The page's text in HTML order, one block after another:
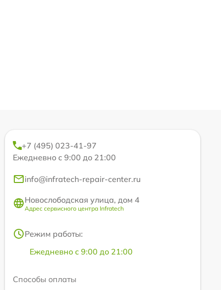
+7 (495) 023-41-97
Ежедневно с 9:00 до 21:00
info@infratech-repair-center.ru
Новослободская улица, дом 4
Адрес сервисного центра Infratech
Режим работы:
Ежедневно с 9:00 до 21:00
Способы оплаты